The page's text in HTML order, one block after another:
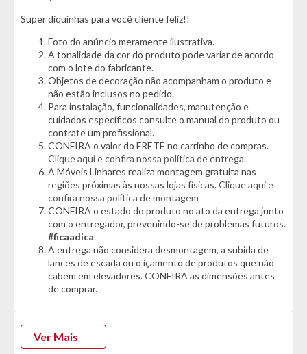
resistente e com excelente custo-benefício, o Dallas da
Benetil é a opção ideal para manter tudo no lugar com mais
facilidade e estilo. Um móvel pensado para quem quer unir
organização, qualidade e bom gosto no mesmo produto.
Garanta o seu agora e transforme seu quarto com mais
conforto, praticidade e elegância.
Informações Técnicas:
- Marca: Benetil
- Modelo: Dallas
- Material: MDP
- Cinamomo
Composição do Guarda Roupa:
- 01 Módulo 2 Portas com Cabideiro Dallas Benetil - Cinamomo
- 01 Módulo 1 Porta Canto Reto Benetil Dallas - Cinamomo
Dimensão Total:
Super diquinhas para você cliente feliz!!
Foto do anúncio meramente ilustrativa.
A tonalidade da cor do produto pode variar de acordo
com o lote do fabricante.
Objetos de decoração não acompanham o produto e
não estão inclusos no pedido.
Para instalação, funcionalidades, manutenção e
cuidados específicos consulte o manual do produto ou
contrate um profissional.
CONFIRA o valor do FRETE no carrinho de compras.
Clique aqui e confira nossa política de entrega.
A Móveis Linhares realiza montagem gratuita nas
regiões próximas às nossas lojas físicas.Clique aqui e
confira nossa política de montagem
CONFIRA o estado do produto no ato da entrega junto
com o entregador, prevenindo-se de problemas futuros.
#ficaadica.
A entrega não considera desmontagem, a subida de
lances de escada ou o içamento de produtos que não
cabem em elevadores. CONFIRA as dimensões antes
de comprar.
Ver Mais